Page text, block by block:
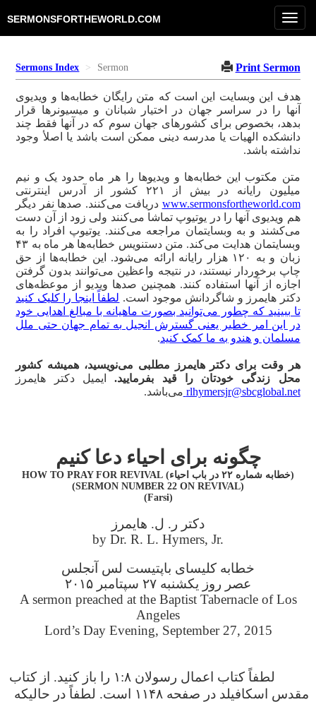
SERMONSFORTHEWORLD.COM
Sermons Index Sermon Print Sermon
هدف این وبسایت این است که متن رایگان خطابه‌ها و ویدیوی
آنها را در سراسر جهان در اختیار شبانان و میسیونرها قرار
بدهد، بخصوص برای کشورهای جهان سوم که در آنها فقط چند
دانشکده الهیات یا مدرسه دینی ممکن است باشد یا اصلأ وجود
نداشته باشد.
متن مکتوب این خطابه‌ها و ویدیوها را هر ماه حدود یک و نیم
میلیون رایانه در بیش از ۲۲۱ کشور از آدرس اینترنتی
www.sermonsfortheworld.com دریافت می‌کنند. صدها نفر دیگر
هم ویدیوی آنها را در یوتیوپ تماشا می‌کنند ولی زود از آن دست
می‌کشند و به وبسایتمان مراجعه می‌کنند. یوتیوپ افراد را به
وبسایتمان هدایت می‌کند. متن دستنویس خطابه‌ها هر ماه به ۴۳
زبان و به ۱۲۰ هزار رایانه ارائه می‌شود. این خطابه‌ها از حق
چاپ برخوردار نیستند، در نتیجه واعظین می‌توانند بدون گرفتن
اجازه از آنها استفاده کنند. همچنین صدها ویدیو از موعظه‌های
دکتر هایمرز و شاگردانش موجود است. لطفاً اینجا را کلیک کنید
تا ببینید که چطور می‌توانید بصورت ماهیانه با مبالغ اهدایی خود
در این امر خطیر یعنی گسترش انجیل به تمام جهان حتی ملل
مسلمان و هندو به ما کمک کنید.
هر وقت برای دکتر ‌هایمرز مطلبی می‌نویسید، همیشه کشور
محل زندگی خودتان را قید بفرمایید.
ایمیل دکتر هایمرز
rlhymersjr@sbcglobal.net می‌باشد.
چگونه برای احیاء دعا کنیم
(خطابه شماره ۲۲ در باب احیاء) HOW TO PRAY FOR REVIVAL
(SERMON NUMBER 22 ON REVIVAL)
(Farsi)
دکتر ر. ل. هایمرز
by Dr. R. L. Hymers, Jr.
خطابه کلیسای باپتیست لس آنجلس
عصر روز یکشنبه ۲۷ سپتامبر ۲۰۱۵
A sermon preached at the Baptist Tabernacle of Los
Angeles
Lord’s Day Evening, September 27, 2015
لطفاً کتاب اعمال رسولان ۱:۸ را باز کنید. از کتاب
مقدس اسکافیلد در صفحه ۱۱۴۸ است. لطفاً در حالیکه